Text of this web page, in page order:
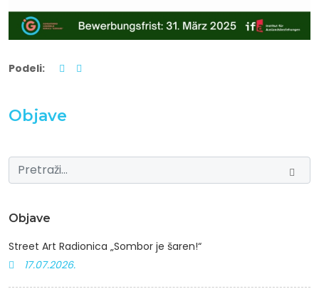
Podeli:
Objave
Objave
Street Art Radionica „Sombor je šaren!“
17.07.2026.